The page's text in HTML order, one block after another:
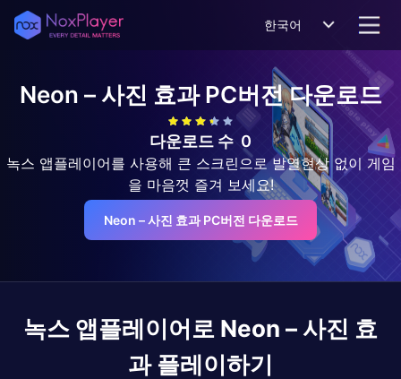
한국어
Neon – 사진 효과PC버전 다운로드
다운로드 수 0
녹스 앱플레이어를 사용해 큰 스크린으로 발열현상 없이 게임
을 마음껏 즐겨 보세요!
Neon – 사진 효과 PC버전 다운로드
녹스 앱플레이어로 Neon – 사진 효
과 플레이하기